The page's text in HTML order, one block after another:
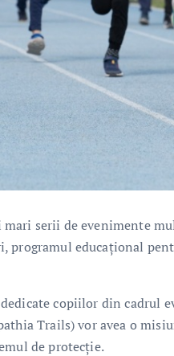
mari serii de evenimente
programul educațional
copiilor din cadrul
Trails) vor avea o
de protecție.